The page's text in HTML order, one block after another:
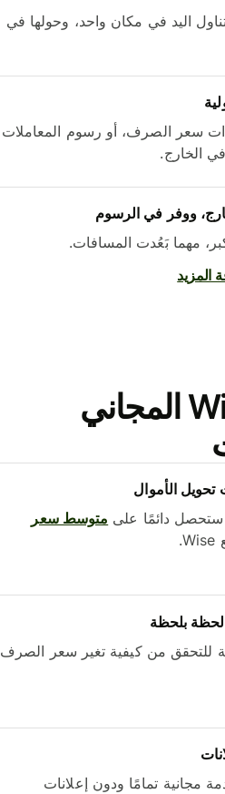
اليد في مكان واحد، وحولها في
سعر الصرف، أو رسوم المعاملات
الخارج.
ووفر في الرسوم
مهما بَعُدت المسافات.
نزّل تطبيق Wise المجاني
الأموال
دائمًا علىمتوسط ​​سعر
بلحظة
من كيفية تغير سعر الصرف
مجانية تمامًا ودون إعلانات